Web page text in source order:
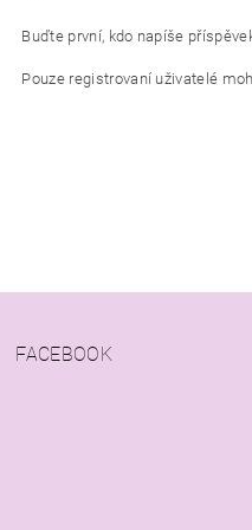
Buďte první, kdo napíše
Pouze registrovaní uživatelé
FACEBOOK